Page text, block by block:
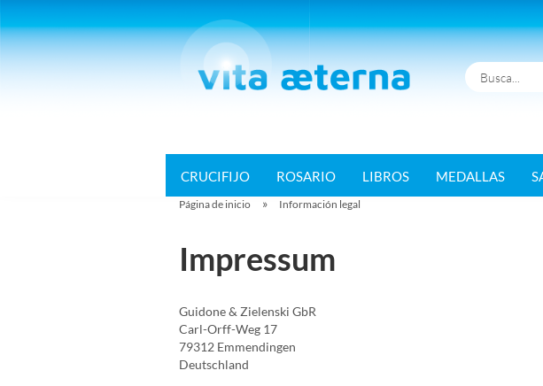
CRUCIFIJO ROSARIO LIBROS MEDALLAS
Página de inicio » Información legal
Impressum
Guidone & Zielenski GbR
Carl-Orff-Weg 17
79312 Emmendingen
Deutschland